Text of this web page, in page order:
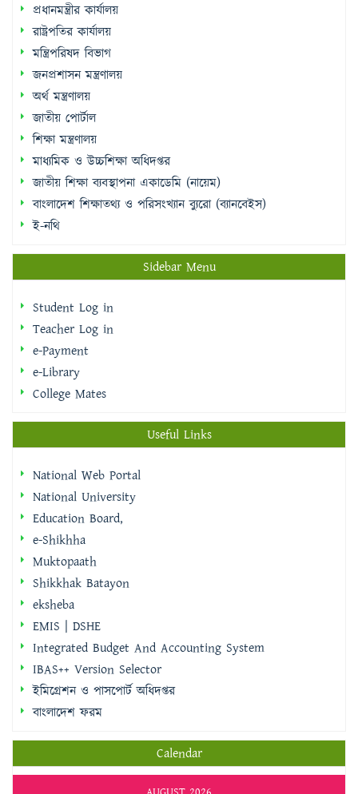
প্রধানমন্ত্রীর কার্যালয়
রাষ্ট্রপতির কার্যালয়
মন্ত্রিপরিষদ বিভাগ
জনপ্রশাসন মন্ত্রণালয়
অর্থ মন্ত্রণালয়
জাতীয় পোর্টাল
শিক্ষা মন্ত্রণালয়
মাধ্যমিক ও উচ্চশিক্ষা অধিদপ্তর
জাতীয় শিক্ষা ব্যবস্থাপনা একাডেমি (নায়েম)
বাংলাদেশ শিক্ষাতথ্য ও পরিসংখ্যান ব্যুরো (ব্যানবেইস)
ই-নথি
Sidebar Menu
Student Log in
Teacher Log in
e-Payment
e-Library
College Mates
Useful Links
National Web Portal
National University
Education Board,
e-Shikhha
Muktopaath
Shikkhak Batayon
eksheba
EMIS | DSHE
Integrated Budget And Accounting System
IBAS++ Version Selector
ইমিগ্রেশন ও পাসপোর্ট অধিদপ্তর
বাংলাদেশ ফরম
Calendar